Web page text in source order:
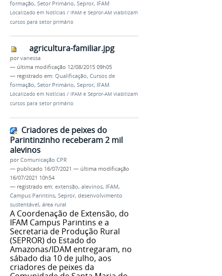
formação, Setor Primário, Sepror, IFAM
Localizado em Notícias / IFAM e Sepror-AM viabilizam
cursos para setor primário
agricultura-familiar.jpg
porvanessa
— última modificação 12/08/2015 09h05
— registrado em: Qualificação, Cursos de
formação, Setor Primário, Sepror, IFAM
Localizado em Notícias / IFAM e Sepror-AM viabilizam
cursos para setor primário
Criadores de peixes do
Parintinzinho receberam 2 mil
alevinos
porComunicação CPR
— publicado 16/07/2021 — última modificação
16/07/2021 10h54
— registrado em: extensão, alevinos, IFAM,
Campus Parintins, Sepror, desenvolvimento
sustentável, área rural
A Coordenação de Extensão, do
IFAM Campus Parintins e a
Secretaria de Produção Rural
(SEPROR) do Estado do
Amazonas/IDAM entregaram, no
sábado dia 10 de julho, aos
criadores de peixes da